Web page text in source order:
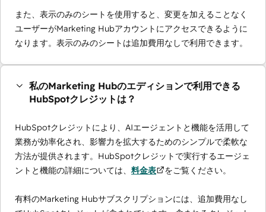
また、表示のみのシートを使用すると、変更を加えることなく
ユーザーがMarketing Hubアカウントにアクセスできるように
なります。表示のみのシートは追加費用なしで利用できます。
私のMarketing Hubのエディションで利用できる
HubSpotクレジットは？
HubSpotクレジットにより、AIエージェントと機能を活用して
業務が効率化され、影響力を拡大するためのシンプルで柔軟な
方法が提供されます。HubSpotクレジットで実行するエージェ
ントと機能の詳細については、 料金表 をご覧ください。
有料のMarketing Hubサブスクリプションには、追加費用なし